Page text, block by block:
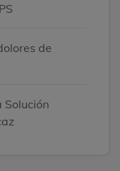
de
Solución